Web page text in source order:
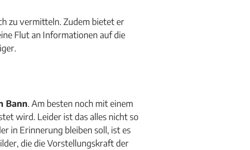
zu vermitteln. Zudem bietet er
Flut an Informationen auf die
Bann. Am besten noch mit einem
wird. Leider ist das alles nicht so
in Erinnerung bleiben soll, ist es
die die Vorstellungskraft der